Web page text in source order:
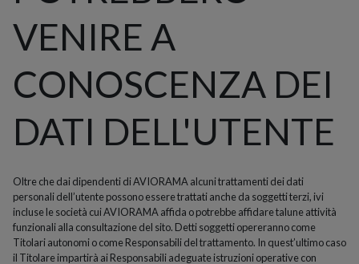
VENIRE A
CONOSCENZA DEI
DATI DELL'UTENTE
Oltre che dai dipendenti di AVIORAMA alcuni trattamenti dei dati
personali dell’utente possono essere trattati anche da soggetti terzi, ivi
incluse le società cui AVIORAMA affida o potrebbe affidare talune attività
funzionali alla consultazione del sito. Detti soggetti opereranno come
Titolari autonomi o come Responsabili del trattamento. In quest’ultimo caso
il Titolare impartirà ai Responsabili adeguate istruzioni operative con